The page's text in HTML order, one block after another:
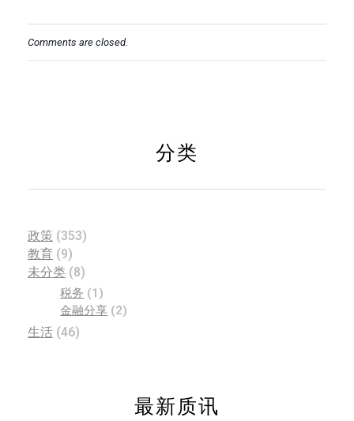
Comments are closed.
分类
政策 (353)
教育 (9)
未分类 (8)
税务 (1)
金融分享 (2)
生活 (46)
最新质讯